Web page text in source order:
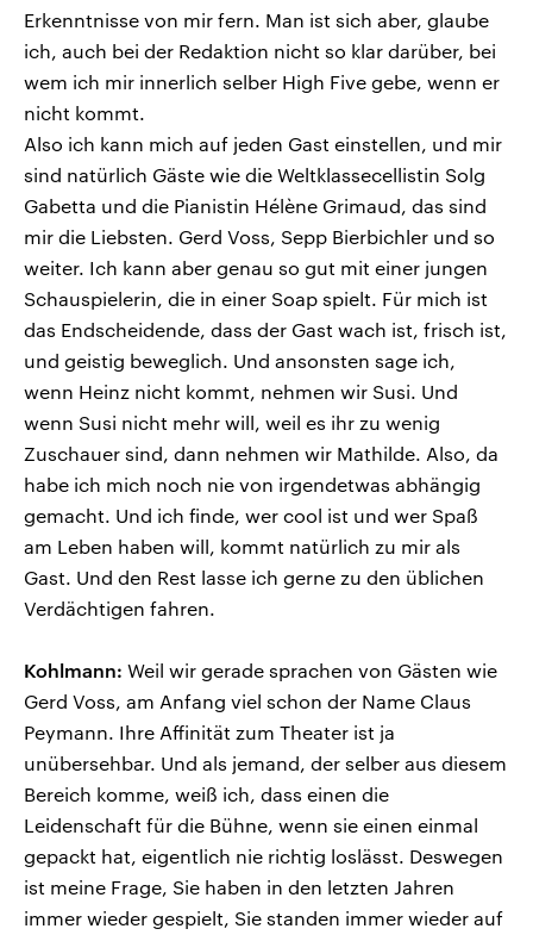
Erkenntnisse von mir fern. Man ist sich aber, glaube
ich, auch bei der Redaktion nicht so klar darüber, bei
wem ich mir innerlich selber High Five gebe, wenn er
nicht kommt.
Also ich kann mich auf jeden Gast einstellen, und mir
sind natürlich Gäste wie die Weltklassecellistin Solg
Gabetta und die Pianistin Hélène Grimaud, das sind
mir die Liebsten. Gerd Voss, Sepp Bierbichler und so
weiter. Ich kann aber genau so gut mit einer jungen
Schauspielerin, die in einer Soap spielt. Für mich ist
das Endscheidende, dass der Gast wach ist, frisch ist,
und geistig beweglich. Und ansonsten sage ich,
wenn Heinz nicht kommt, nehmen wir Susi. Und
wenn Susi nicht mehr will, weil es ihr zu wenig
Zuschauer sind, dann nehmen wir Mathilde. Also, da
habe ich mich noch nie von irgendetwas abhängig
gemacht. Und ich finde, wer cool ist und wer Spaß
am Leben haben will, kommt natürlich zu mir als
Gast. Und den Rest lasse ich gerne zu den üblichen
Verdächtigen fahren.
Kohlmann: Weil wir gerade sprachen von Gästen wie
Gerd Voss, am Anfang viel schon der Name Claus
Peymann. Ihre Affinität zum Theater ist ja
unübersehbar. Und als jemand, der selber aus diesem
Bereich komme, weiß ich, dass einen die
Leidenschaft für die Bühne, wenn sie einen einmal
gepackt hat, eigentlich nie richtig loslässt. Deswegen
ist meine Frage, Sie haben in den letzten Jahren
immer wieder gespielt, Sie standen immer wieder auf